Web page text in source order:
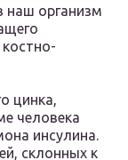
наш организм
цинка,
человека
инсулина.
склонных к